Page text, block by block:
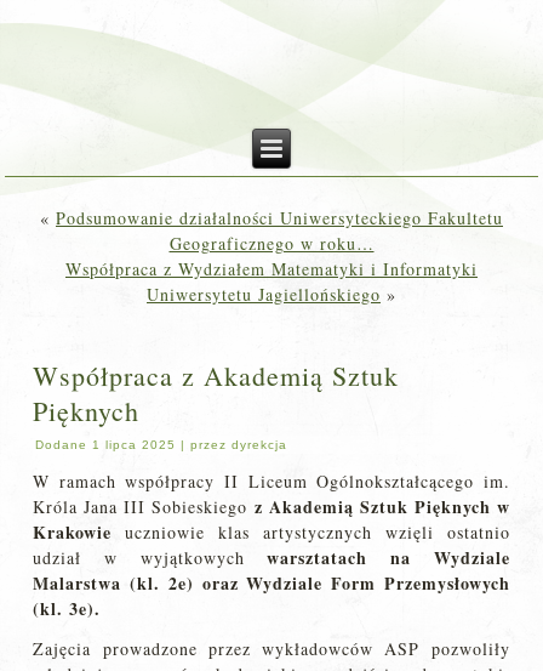
« Podsumowanie działalności Uniwersyteckiego Fakultetu
Geograficznego w roku…
Współpraca z Wydziałem Matematyki i Informatyki
Uniwersytetu Jagiellońskiego »
Współpraca z Akademią Sztuk
Pięknych
Dodane 1 lipca 2025 |przez dyrekcja
W ramach współpracy II Liceum Ogólnokształcącego im.
Króla Jana III Sobieskiego z Akademią Sztuk Pięknych w
Krakowie uczniowie klas artystycznych wzięli ostatnio
udział w wyjątkowychwarsztatach na Wydziale
Malarstwa (kl. 2e) oraz Wydziale Form Przemysłowych
(kl. 3e).
Zajęcia prowadzone przez wykładowców ASP pozwoliły